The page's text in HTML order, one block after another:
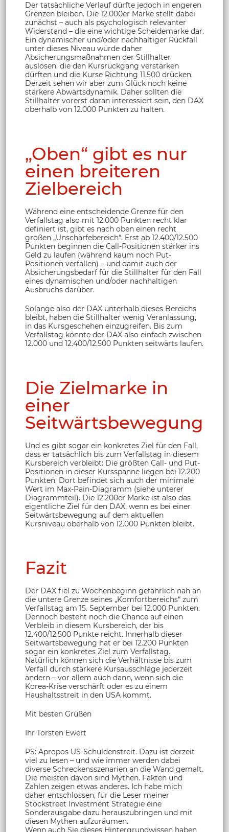
Der tatsächliche Verlauf dürfte jedoch in engeren
Grenzen bleiben. Die 12.000er Marke stellt dabei
zunächst – auch als psychologisch relevanter
Widerstand – die eine wichtige Scheidemarke dar.
Ein dynamischer und/oder nachhaltiger Rückfall
unter dieses Niveau würde daher
Absicherungsmaßnahmen der Stillhalter
auslösen, die den Kursrückgang verstärken
dürften und die Kurse Richtung 11.500 drücken.
Derzeit sehen wir aber zum Glück noch keine
stärkere Abwärtsdynamik. Daher sollten die
Stillhalter vorerst daran interessiert sein, den DAX
oberhalb von 12.000 Punkten zu halten.
„Oben“ gibt es nur
einen breiteren
Zielbereich
Während eine entscheidende Grenze für den
Verfallstag also mit 12.000 Punkten recht klar
definiert ist, gibt es nach oben einen recht
großen „Unschärfebereich“. Erst ab 12.400/12.500
Punkten beginnen die Call-Positionen stärker ins
Geld zu laufen (während kaum noch Put-
Positionen verfallen) – und damit auch der
Absicherungsbedarf für die Stillhalter für den Fall
eines dynamischen und/oder nachhaltigen
Ausbruchs darüber.
Solange also der DAX unterhalb dieses Bereichs
bleibt, haben die Stillhalter wenig Veranlassung,
in das Kursgeschehen einzugreifen. Bis zum
Verfallstag könnte der DAX also einfach zwischen
12.000 und 12.400/12.500 Punkten seitwärts laufen.
Die Zielmarke in
einer
Seitwärtsbewegung
Und es gibt sogar ein konkretes Ziel für den Fall,
dass er tatsächlich bis zum Verfallstag in diesem
Kursbereich verbleibt: Die größten Call- und Put-
Positionen in dieser Kursspanne liegen bei 12.200
Punkten. Dort befindet sich auch der minimale
Wert im Max-Pain-Diagramm (siehe unterer
Diagrammteil). Die 12.200er Marke ist also das
eigentliche Ziel für den DAX, wenn es bei einer
Seitwärtsbewegung auf dem aktuellen
Kursniveau oberhalb von 12.000 Punkten bleibt.
Fazit
Der DAX fiel zu Wochenbeginn gefährlich nah an
die untere Grenze seines „Komfortbereichs“ zum
Verfallstag am 15. September bei 12.000 Punkten.
Dennoch besteht noch die Chance auf einen
Verbleib in diesem Kursbereich, der bis
12.400/12.500 Punkte reicht. Innerhalb dieser
Seitwärtsbewegung hat er bei 12.200 Punkten
sogar ein konkretes Ziel zum Verfallstag.
Natürlich können sich die Verhältnisse bis zum
Verfall durch stärkere Kursausschläge jederzeit
ändern – vor allem auch dann, wenn sich die
Korea-Krise verschärft oder es zu einem
Haushaltsstreit in den USA kommt.
Mit besten Grüßen
Ihr Torsten Ewert
PS: Apropos US-Schuldenstreit. Dazu ist derzeit
viel zu lesen – und wie immer werden dabei
diverse Schreckensszenarien an die Wand gemalt.
Die meisten davon sind Mythen. Fakten und
Zahlen zeigen etwas anderes. Ich habe mich
daher entschlossen, für die Leser meiner
Stockstreet Investment Strategie eine
Sonderausgabe dazu herauszubringen und mit
diesen Mythen aufzuräumen.
Wenn auch Sie dieses Hintergrundwissen haben